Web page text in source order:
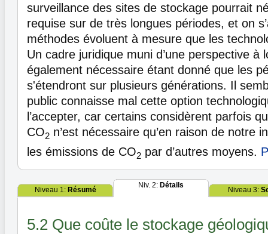
surveillance des sites de stockage pourrait
requise sur de très longues périodes, et on
méthodes évoluent à mesure que les
Un cadre juridique muni d’une perspective à
également nécessaire étant donné que les
s'étendront sur plusieurs générations. Il
public connaisse mal cette option
l’accepter, car certains considèrent parfois
CO2 n’est nécessaire qu’en raison de notre
les émissions de CO2 par d’autres moyens.
Niveau 1: Résumé
Niv. 2: Détails
Niveau 3:
5.2 Que coûte le stockage